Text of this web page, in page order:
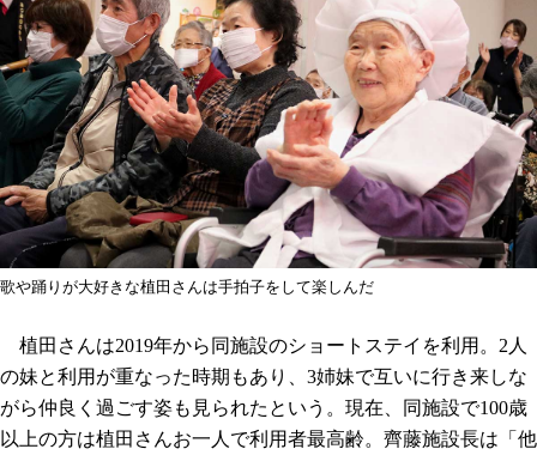
歌や踊りが大好きな植田さんは手拍子をして楽しんだ
植田さんは2019年から同施設のショートステイを利用。2人
の妹と利用が重なった時期もあり、3姉妹で互いに行き来しな
がら仲良く過ごす姿も見られたという。現在、同施設で100歳
以上の方は植田さんお一人で利用者最高齢。齊藤施設長は「他